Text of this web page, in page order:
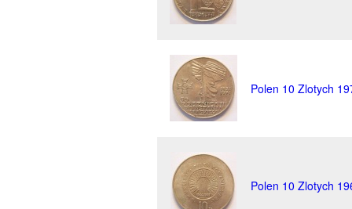
Polen 10 Zlotych
Polen 10 Zlotych